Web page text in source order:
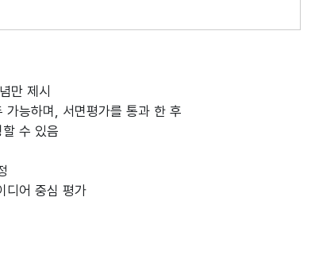
만 제시
능하며, 서면평가를 통과 한 후
수 있음
디어 중심 평가